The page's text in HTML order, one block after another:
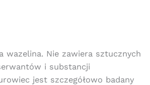
wazelina. Nie zawiera sztucznych
i substancji
jest szczegółowo badany